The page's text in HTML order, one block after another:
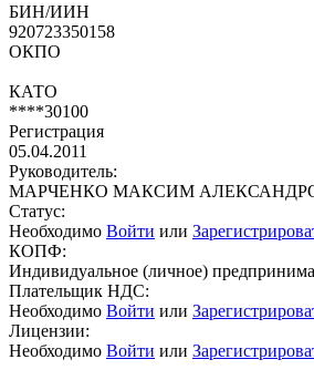
БИН/ИИН
920723350158
ОКПО
КАТО
****30100
Регистрация
05.04.2011
Руководитель:
МАРЧЕНКО МАКСИМ
Статус:
Необходимо Войти или
КОПФ:
Индивидуальное (личное)
Плательщик НДС:
Необходимо Войти или
Лицензии:
Необходимо Войти или